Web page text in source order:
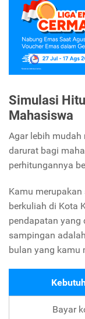
Simulasi
Mahasiswa
Agar lebih
darurat bagi
perhitungannya
Kamu
berkuliah di Kota
pendapatan yang
sampingan
bulan yang kamu
Bayar